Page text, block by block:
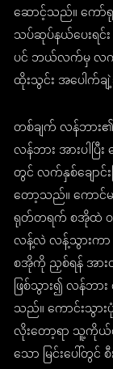
ဆောင့်သည်။ ကော်ရု
သပ်ဆုပ်နယ်ပေးရင်း
ပင် ဘယ်လက်မှ လက်ခ
ထိုးသွင်း အပေါက်
တစ်ချက် လန်ဘား
လန်ဘား အားပါပြီ
တွင် လက်နှစ်ချော
တော့သည်။ ကောင်
ရုတ်တရက် စအိုထဲ ဝ
လန့်လဲ လန့်သွားကာ
စအိုကို ညှစ်ရန် အ
ဖြစ်သွား၍ လန်ဘာ
သည်။ ကောင်းသွာ
လိုးတော့ရာ သူ့ကိုယ်လုံ
သော မြင်းပေါ်တွ